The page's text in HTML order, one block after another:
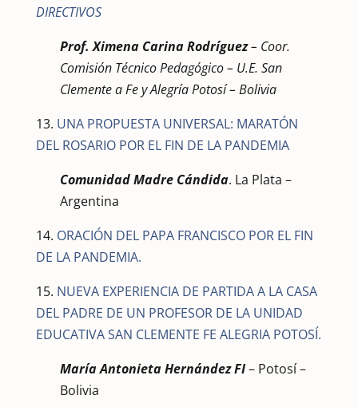
DIRECTIVOS
Prof. Ximena Carina Rodríguez– Coor.
Comisión Técnico Pedagógico – U.E. San
Clemente a Fe y Alegría Potosí – Bolivia
13. UNA PROPUESTA UNIVERSAL: MARATÓN
DEL ROSARIO POR EL FIN DE LA PANDEMIA
Comunidad Madre Cándida. La Plata –
Argentina
14. ORACIÓN DEL PAPA FRANCISCO POR EL FIN
DE LA PANDEMIA.
15. NUEVA EXPERIENCIA DE PARTIDA A LA CASA
DEL PADRE DE UN PROFESOR DE LA UNIDAD
EDUCATIVA SAN CLEMENTE FE ALEGRIA POTOSÍ.
María Antonieta Hernández FI– Potosí –
Bolivia